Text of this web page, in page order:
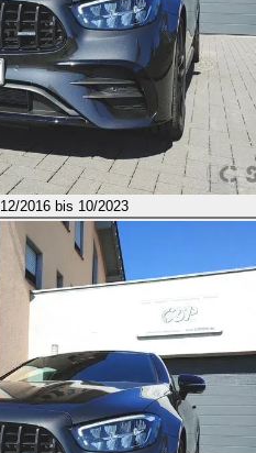
12/2016 bis 10/2023